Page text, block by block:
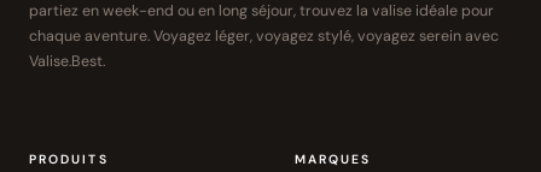
partiez en week-end ou en long séjour, trouvez la valise idéale pour
chaque aventure. Voyagez léger, voyagez stylé, voyagez serein avec
Valise.Best.
PRODUITS MARQUES